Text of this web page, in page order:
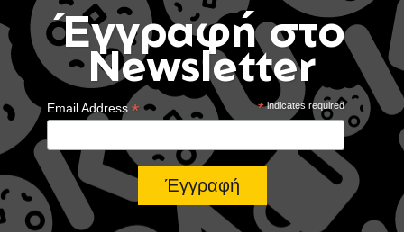
Έγγραφή στο
Newsletter
*indicates required
Email Address*